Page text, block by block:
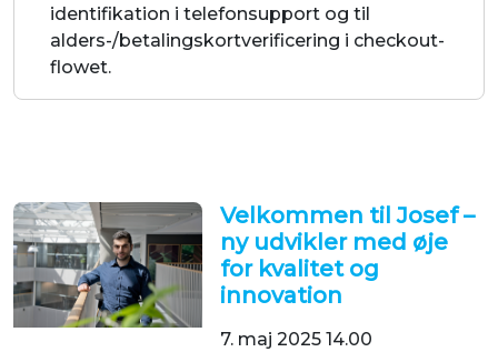
identifikation i telefonsupport og til
alders-/betalingskortverificering i checkout-
flowet.
Velkommen til Josef –
ny udvikler med øje
for kvalitet og
innovation
7. maj 2025 14.00